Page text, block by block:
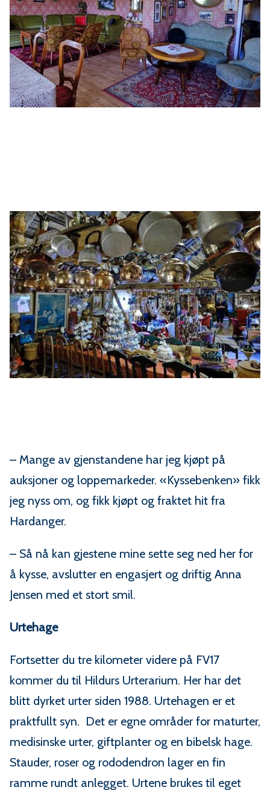
– Mange av gjenstandene har jeg kjøpt på
auksjoner og loppemarkeder. «Kyssebenken» fikk
jeg nyss om, og fikk kjøpt og fraktet hit fra
Hardanger.
– Så nå kan gjestene mine sette seg ned her for
å kysse, avslutter en engasjert og driftig Anna
Jensen med et stort smil.
Urtehage
Fortsetter du tre kilometer videre på FV17
kommer du til Hildurs Urterarium. Her har det
blitt dyrket urter siden 1988. Urtehagen er et
praktfullt syn. Det er egne områder for maturter,
medisinske urter, giftplanter og en bibelsk hage.
Stauder, roser og rododendron lager en fin
ramme rundt anlegget. Urtene brukes til eget